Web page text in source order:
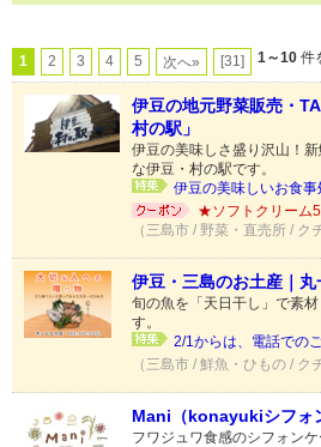
1 2 3 4 5 次へ» [31] 1～10 件
伊豆の地元野菜販売・
村の駅」
伊豆の美味しさ盛り沢山！
な伊豆・村の駅です。
伊豆の美味しいお食
★ソフトクリーム
（三島市 / 野菜・直売所 / ク
伊豆・三島のお土産｜丸
旬の魚を「天日干し」で素
す。
2/1からは、電話での
（三島市 / 鮮魚・ひもの / ク
Mani（konayukiシフォ
フワジュワ食感のシフォン